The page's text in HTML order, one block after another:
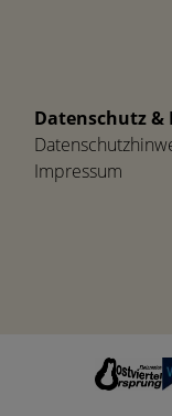
Datenschutz &
Impressum